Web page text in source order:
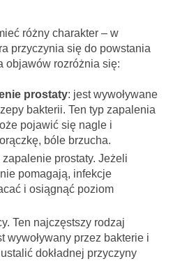
różny charakter – w
przyczynia się do powstania
objawów rozróżnia się:
prostaty: jest wywoływane
bakterii. Ten typ zapalenia
pojawić się nagle i
bóle brzucha.
zapalenie prostaty. Jeżeli
pomagają, infekcje
i osiągnąć poziom
Ten najczęstszy rodzaj
wywoływany przez bakterie i
dokładnej przyczyny